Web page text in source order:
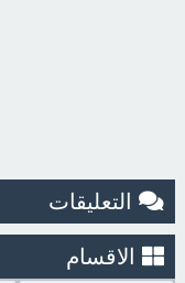
التعليقات
الاقسام